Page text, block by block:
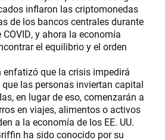
inflaron las criptomonedas
de los bancos centrales durante
y ahora la economía
el equilibrio y el orden
enfatizó que la crisis impedirá
las personas inviertan capital
en lugar de eso, comenzarán a
en viajes, alimentos o activos
a la economía de los EE. UU.
ha sido conocido por su